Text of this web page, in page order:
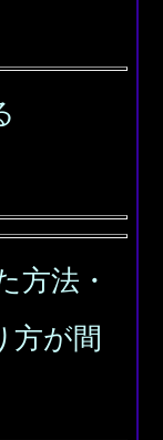
方法・
方が間